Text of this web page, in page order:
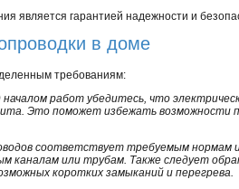
является гарантией надежности и
в доме
требованиям:
работ убедитесь, что
Это поможет избежать возможности
соответствует требуемым нормам
каналам или трубам. Также следует
коротких замыканий и перегрева.